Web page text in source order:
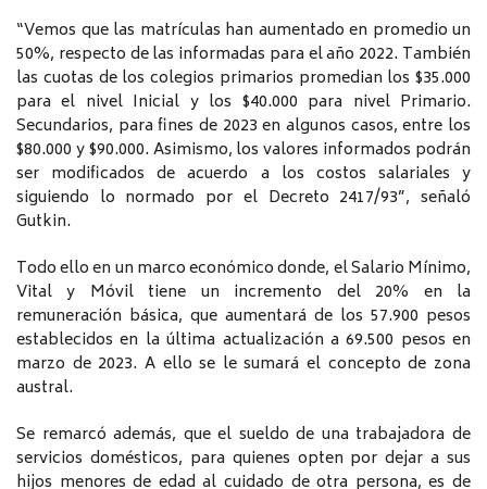
“Vemos que las matrículas han aumentado en promedio un
50%, respecto de las informadas para el año 2022. También
las cuotas de los colegios primarios promedian los $35.000
para el nivel Inicial y los $40.000 para nivel Primario.
Secundarios, para fines de 2023 en algunos casos, entre los
$80.000 y $90.000. Asimismo, los valores informados podrán
ser modificados de acuerdo a los costos salariales y
siguiendo lo normado por el Decreto 2417/93”, señaló
Gutkin.
Todo ello en un marco económico donde, el Salario Mínimo,
Vital y Móvil tiene un incremento del 20% en la
remuneración básica, que aumentará de los 57.900 pesos
establecidos en la última actualización a 69.500 pesos en
marzo de 2023. A ello se le sumará el concepto de zona
austral.
Se remarcó además, que el sueldo de una trabajadora de
servicios domésticos, para quienes opten por dejar a sus
hijos menores de edad al cuidado de otra persona, es de